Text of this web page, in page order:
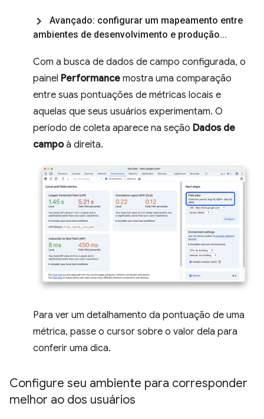
Avançado: configurar um mapeamento entre
ambientes de desenvolvimento e produção...
Com a busca de dados de campo configurada, o
painel Performance mostra uma comparação
entre suas pontuações de métricas locais e
aquelas que seus usuários experimentam. O
período de coleta aparece na seção Dados de
campoà direita.
Para ver um detalhamento da pontuação de uma
métrica, passe o cursor sobre o valor dela para
conferir uma dica.
Configure seu ambiente para corresponder
melhor ao dos usuários